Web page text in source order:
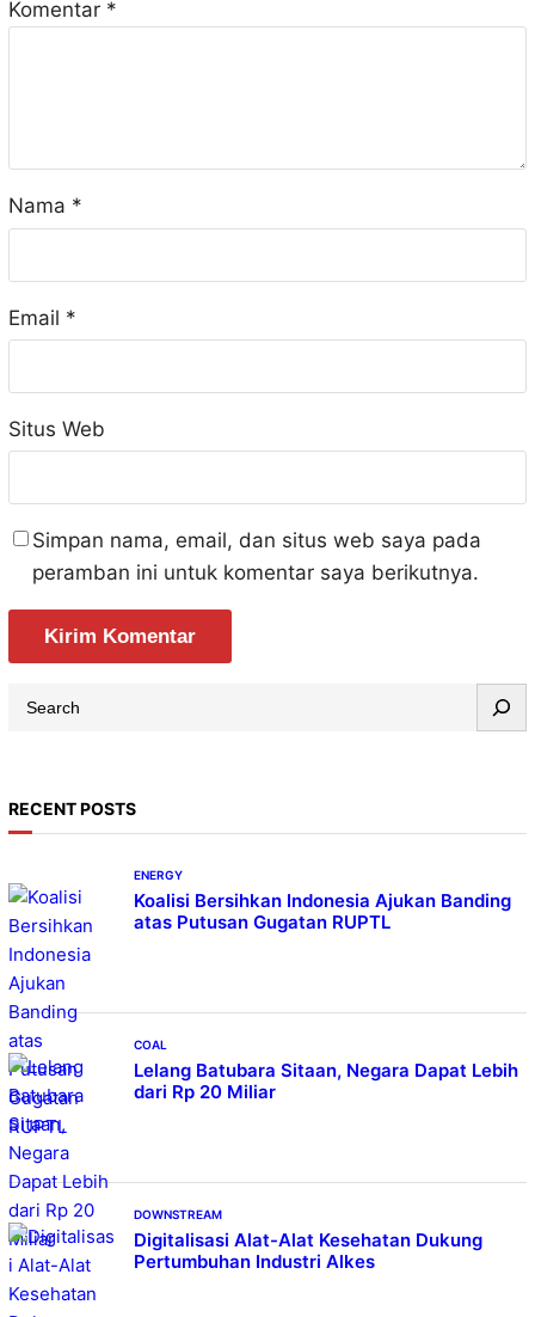
Komentar *
Nama *
Email *
Situs Web
Simpan nama, email, dan situs web saya pada
peramban ini untuk komentar saya berikutnya.
c
RECENT POSTS
ENERGY
Koalisi Bersihkan Indonesia Ajukan Banding
atas Putusan Gugatan RUPTL
COAL
Lelang Batubara Sitaan, Negara Dapat Lebih
dari Rp 20 Miliar
DOWNSTREAM
Digitalisasi Alat-Alat Kesehatan Dukung
Pertumbuhan Industri Alkes